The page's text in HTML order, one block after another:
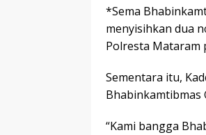
*Sema
menyisihkan dua
Polresta Mataram
Sementara itu,
Bhabinkamtibmas
“Kami bangga